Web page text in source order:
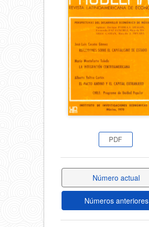
del
artículo
PDF
Número actual
Números anteriores